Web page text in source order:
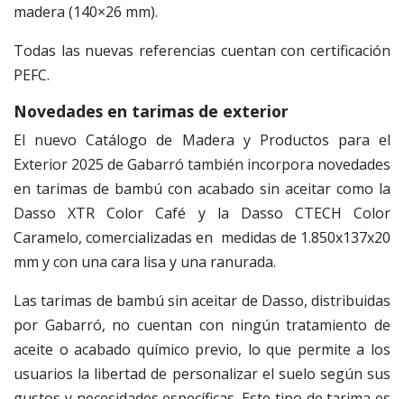
madera (140×26 mm).
Todas las nuevas referencias cuentan con certificación
PEFC.
Novedades en tarimas de exterior
El nuevo Catálogo de Madera y Productos para el
Exterior 2025 de Gabarró también incorpora novedades
en tarimas de bambú con acabado sin aceitar como la
Dasso XTR Color Café y la Dasso CTECH Color
Caramelo, comercializadas en medidas de 1.850x137x20
mm y con una cara lisa y una ranurada.
Las tarimas de bambú sin aceitar de Dasso, distribuidas
por Gabarró, no cuentan con ningún tratamiento de
aceite o acabado químico previo, lo que permite a los
usuarios la libertad de personalizar el suelo según sus